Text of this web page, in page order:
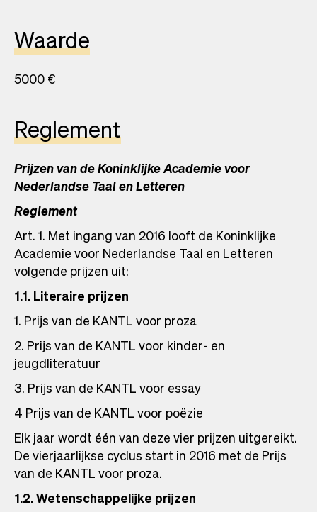
Waarde
5000 €
Reglement
Prijzen van de Koninklijke Academie voor
Nederlandse Taal en Letteren
Reglement
Art. 1. Met ingang van 2016 looft de Koninklijke
Academie voor Nederlandse Taal en Letteren
volgende prijzen uit:
1.1. Literaire prijzen
1. Prijs van de KANTL voor proza
2. Prijs van de KANTL voor kinder- en
jeugdliteratuur
3. Prijs van de KANTL voor essay
4 Prijs van de KANTL voor poëzie
Elk jaar wordt één van deze vier prijzen uitgereikt.
De vierjaarlijkse cyclus start in 2016 met de Prijs
van de KANTL voor proza.
1.2. Wetenschappelijke prijzen